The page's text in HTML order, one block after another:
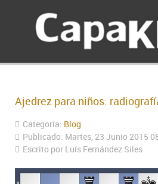
Ajedrez para niños:
Categoría: Blog
Publicado: Martes, 23 Junio 2015
Escrito por Luís Fernández Siles